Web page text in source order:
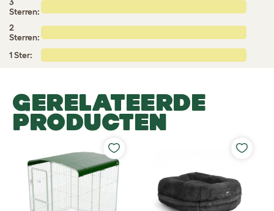
Sterren:
2
Sterren:
1 Ster:
GERELATEERDE
PRODUCTEN